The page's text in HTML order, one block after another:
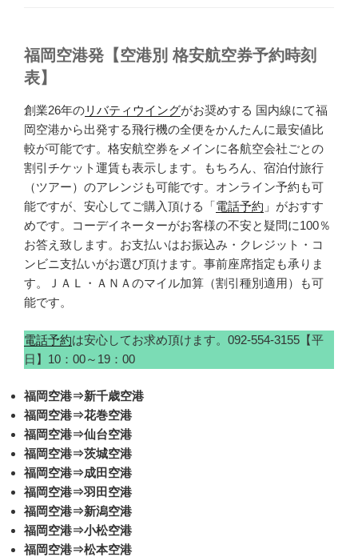
福岡空港発【空港別 格安航空券予約時刻
表】
創業26年のリバティウイングがお奨めする 国内線にて福
岡空港から出発する飛行機の全便をかんたんに最安値比
較が可能です。格安航空券をメインに各航空会社ごとの
割引チケット運賃も表示します。もちろん、宿泊付旅行
（ツアー）のアレンジも可能です。オンライン予約も可
能ですが、安心してご購入頂ける「電話予約 」がおすす
めです。コーデイネーターがお客様の不安と疑問に100％
お答え致します。お支払いはお振込み・クレジット・コ
ンビニ支払いがお選び頂けます。事前座席指定も承りま
す。ＪＡＬ・ＡＮＡのマイル加算（割引種別適用）も可
能です。
電話予約は安心してお求め頂けます。092-554-3155【平
日】10：00～19：00
福岡空港⇒新千歳空港
福岡空港⇒花巻空港
福岡空港⇒仙台空港
福岡空港⇒茨城空港
福岡空港⇒成田空港
福岡空港⇒羽田空港
福岡空港⇒新潟空港
福岡空港⇒小松空港
福岡空港⇒松本空港